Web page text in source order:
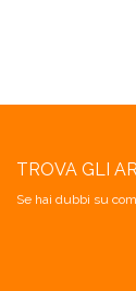
TROVA GLI
Se hai dubbi su